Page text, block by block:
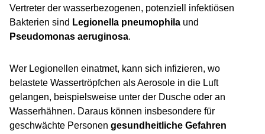
Vertreter der wasserbezogenen, potenziell infektiösen
Bakterien sind Legionella pneumophila und
Pseudomonas aeruginosa.
Wer Legionellen einatmet, kann sich infizieren, wo
belastete Wassertröpfchen als Aerosole in die Luft
gelangen, beispielsweise unter der Dusche oder an
Wasserhähnen. Daraus können insbesondere für
geschwächte Personen gesundheitliche Gefahren